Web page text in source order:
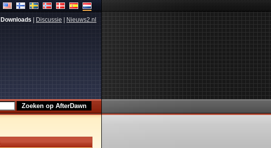
Downloads Discussie Nieuws2.nl